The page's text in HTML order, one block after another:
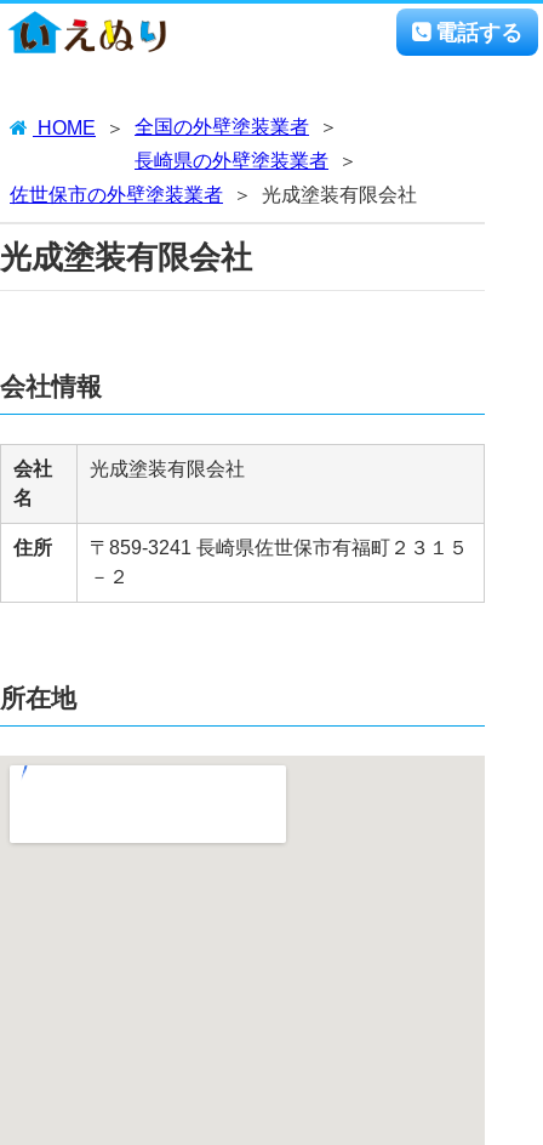
電話する
HOME
全国の外壁塗装業者
長崎県の外壁塗装業者
佐世保市の外壁塗装業者
光成塗装有限会社
光成塗装有限会社
会社情報
会社
名
光成塗装有限会社
住所
〒859-3241 長崎県佐世保市有福町２３１５
－２
所在地